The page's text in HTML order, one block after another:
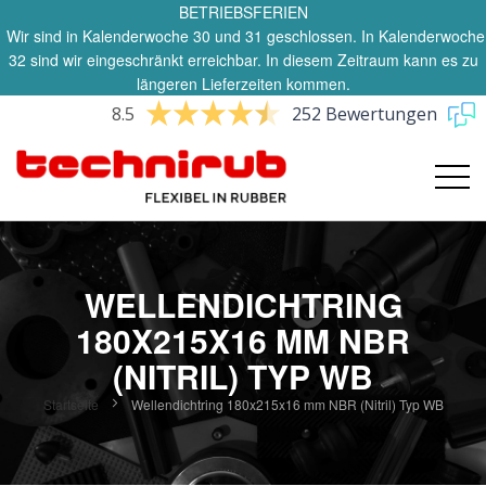
BETRIEBSFERIEN
Wir sind in Kalenderwoche 30 und 31 geschlossen. In Kalenderwoche
32 sind wir eingeschränkt erreichbar. In diesem Zeitraum kann es zu
längeren Lieferzeiten kommen.
8.5 252 Bewertungen
WELLENDICHTRING
180X215X16 MM NBR
(NITRIL) TYP WB
Startseite Wellendichtring 180x215x16 mm NBR (Nitril) Typ WB